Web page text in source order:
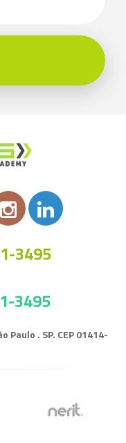
3495
3495
Paulo . SP. CEP 01414-